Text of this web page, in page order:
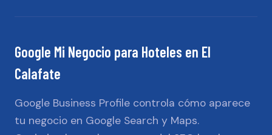
Google Mi Negocio para Hoteles en El
Calafate
Google Business Profile controla cómo aparece
tu negocio en Google Search y Maps.